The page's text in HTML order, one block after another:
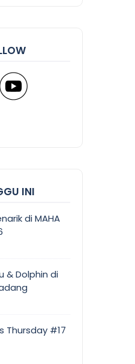
INI
di MAHA
& Dolphin di
Thursday #17